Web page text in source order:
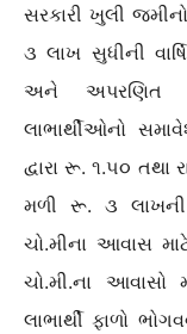
સરકારી ખુલી
૩ લાખ સુધીની
અને અપરણિત
લાભાર્થીઓનો
દ્વારા રૂ. ૧.૫૦
મળી રૂ. ૩
ચો.મીના આવાસ
ચો.મી.ના આવાસો
લાભાર્થી ફાળો